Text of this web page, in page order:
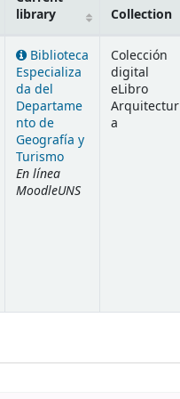
library
Collection
Biblioteca
Especializa
da del
Departame
nto de
Geografía y
Turismo
En línea
MoodleUNS
Colección
digital
eLibro
Arquitectur
a